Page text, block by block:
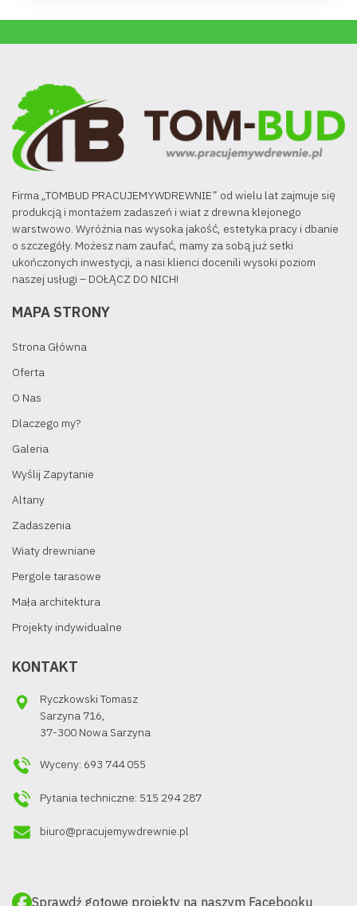
Firma „TOMBUD PRACUJEMYWDREWNIE” od wielu lat zajmuje się
produkcją i montażem zadaszeń i wiat z drewna klejonego
warstwowo. Wyróżnia nas wysoka jakość, estetyka pracy i dbanie
o szczegóły. Możesz nam zaufać, mamy za sobą już setki
ukończonych inwestycji, a nasi klienci docenili wysoki poziom
naszej usługi – DOŁĄCZ DO NICH!
MAPA STRONY
Strona Główna
Oferta
O Nas
Dlaczego my?
Galeria
Wyślij Zapytanie
Altany
Zadaszenia
Wiaty drewniane
Pergole tarasowe
Mała architektura
Projekty indywidualne
KONTAKT
Ryczkowski Tomasz
Sarzyna 716,
37-300 Nowa Sarzyna
Wyceny: 693 744 055
Pytania techniczne: 515 294 287
biuro@pracujemywdrewnie.pl
Sprawdź gotowe projekty na naszym Facebooku